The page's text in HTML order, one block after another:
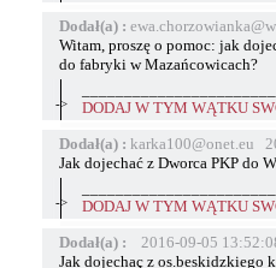
Dodał(a) :
Witam, proszę o pomoc: jak
do fabryki w Mazańcowicach?
->
DODAJ W TYM WĄTKU
Dodał(a) : karka100@onet.eu
Jak dojechać z Dworca PKP do
->
DODAJ W TYM WĄTKU
Dodał(a) :
2016-09-05
Jak dojechaç z os.beskidzkiego